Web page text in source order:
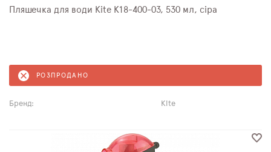
Пляшечка для води Kite K18-400-03, 530 мл, сіра
РОЗПРОДАНО
Бренд: Kite